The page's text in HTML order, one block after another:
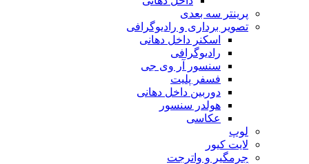
پرینتر سه بعدی
تصویر برداری و رادیوگرافی
اسکنر داخل دهانی
رادیوگرافی
سنسور آر وی جی
فسفر پلیت
دوربین داخل دهانی
هولدر سنسور
عکاسی
لوپ
لایت کیور
جرمگیر و واترجت